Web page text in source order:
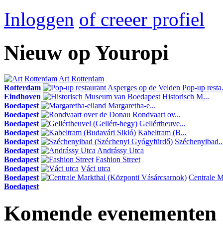
Inloggen of creeer profiel
Nieuw op Youropi
Art Rotterdam
Rotterdam
Pop-up
Eindhoven
Historisch M...
Boedapest
Margaretha-e...
Boedapest
Rondvaart ov...
Boedapest
Gellértheuve...
Boedapest
Kabeltram (B...
Boedapest
Boedapest
Andrássy Utca
Boedapest
Fashion Street
Boedapest
Váci utca
Boedapest
Centrale
Boedapest
Komende evenementen